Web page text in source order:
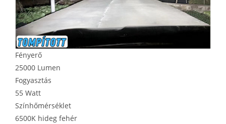
Fényerő
25000 Lumen
Fogyasztás
55 Watt
Színhőmérséklet
6500K hideg fehér